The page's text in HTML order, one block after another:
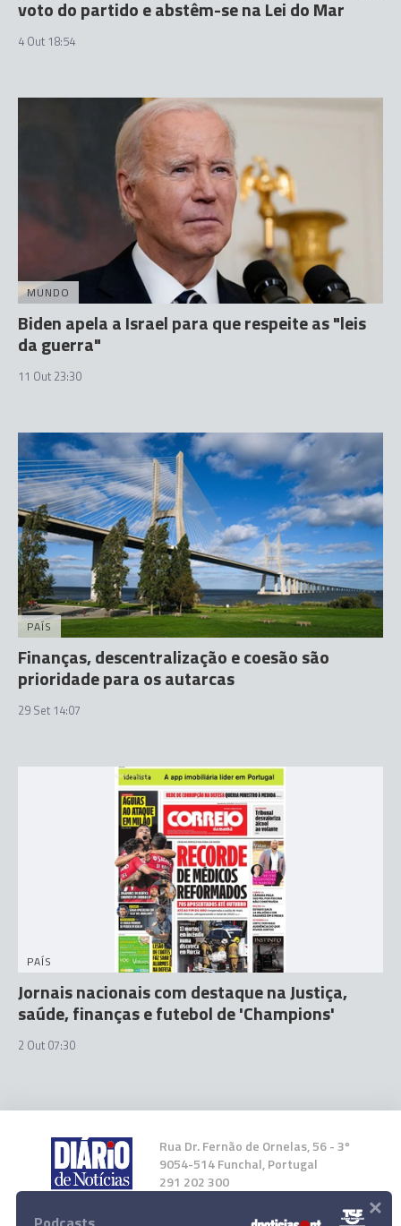
voto do partido e abstêm-se na Lei do Mar
4 Out 18:54
MUNDO
Biden apela a Israel para que respeite as "leis
da guerra"
11 Out 23:30
PAÍS
Finanças, descentralização e coesão são
prioridade para os autarcas
29 Set 14:07
PAÍS
Jornais nacionais com destaque na Justiça,
saúde, finanças e futebol de 'Champions'
2 Out 07:30
Rua Dr. Fernão de Ornelas, 56 - 3º
9054-514 Funchal, Portugal
291 202 300
Instale a nossa App ×